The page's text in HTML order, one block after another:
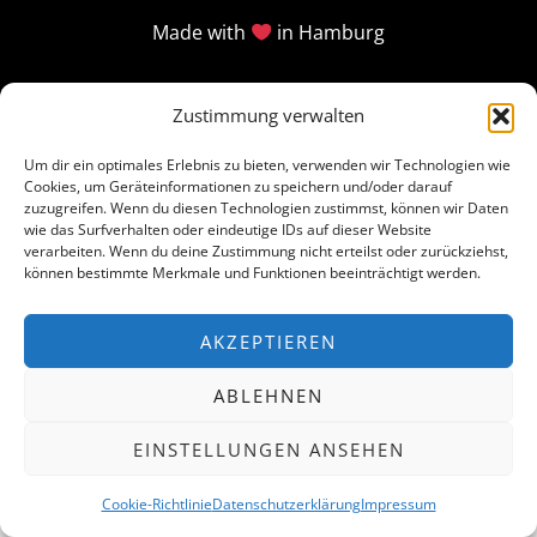
Zustimmung verwalten
Um dir ein optimales Erlebnis zu bieten, verwenden wir Technologien wie
Cookies, um Geräteinformationen zu speichern und/oder darauf
zuzugreifen. Wenn du diesen Technologien zustimmst, können wir Daten
wie das Surfverhalten oder eindeutige IDs auf dieser Website
verarbeiten. Wenn du deine Zustimmung nicht erteilst oder zurückziehst,
können bestimmte Merkmale und Funktionen beeinträchtigt werden.
AKZEPTIEREN
ABLEHNEN
EINSTELLUNGEN ANSEHEN
Cookie-RichtlinieDatenschutzerklärungImpressum
Made with in Hamburg